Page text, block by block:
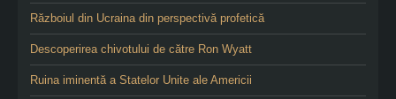
Războiul din Ucraina din perspectivă profetică
Descoperirea chivotului de către Ron Wyatt
Ruina iminentă a Statelor Unite ale Americii